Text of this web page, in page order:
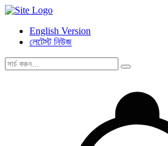
English Version
লেটেস্ট নিউজ